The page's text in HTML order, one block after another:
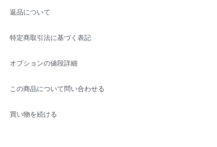
返品について
特定商取引法に基づく表記
オプションの値段詳細
この商品について問い合わせる
買い物を続ける